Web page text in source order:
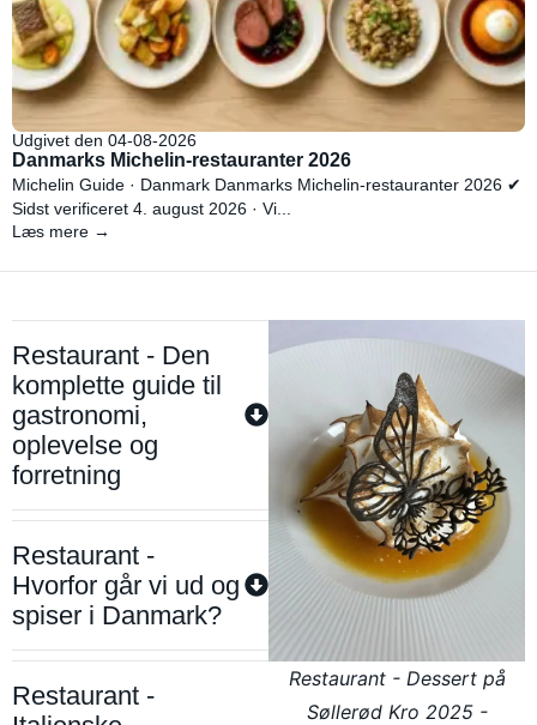
Udgivet den 04-08-2026
Danmarks Michelin-restauranter 2026
Michelin Guide · Danmark Danmarks Michelin-restauranter 2026 ✔
Sidst verificeret 4. august 2026 · Vi...
Læs mere →
Restaurant - Den
komplette guide til
gastronomi,
oplevelse og
forretning
Restaurant -
Hvorfor går vi ud og
spiser i Danmark?
Restaurant -
Restaurant - Dessert på
Søllerød Kro 2025 -